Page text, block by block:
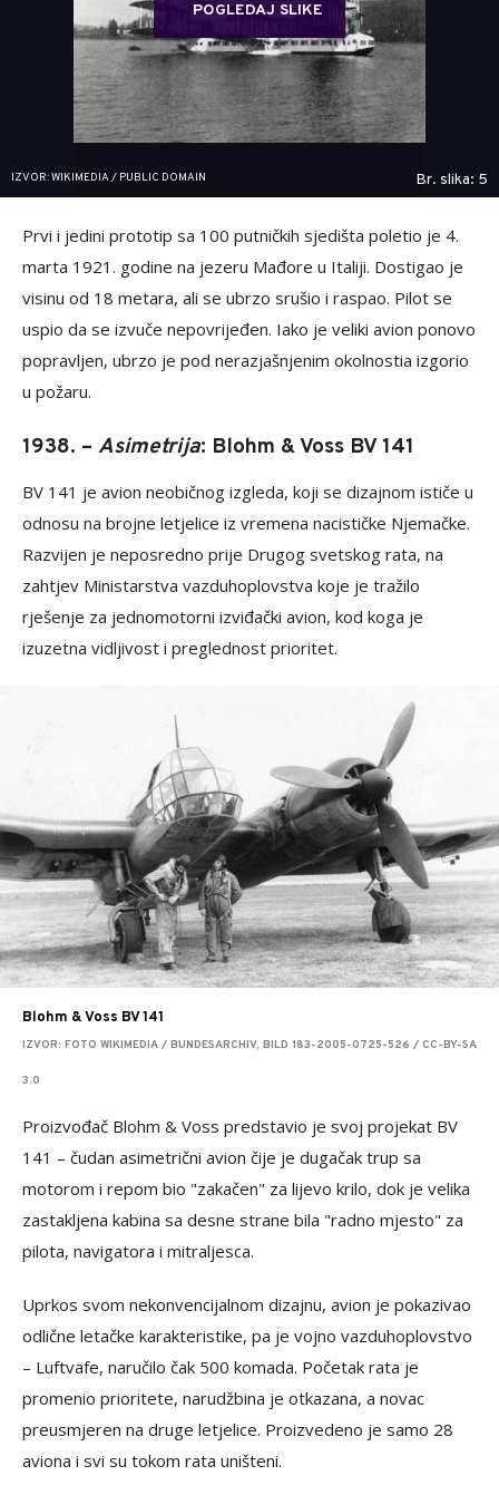
POGLEDAJ SLIKE
IZVOR: WIKIMEDIA / PUBLIC DOMAIN Br. slika: 5
Prvi i jedini prototip sa 100 putničkih sjedišta poletio je 4.
marta 1921. godine na jezeru Mađore u Italiji. Dostigao je
visinu od 18 metara, ali se ubrzo srušio i raspao. Pilot se
uspio da se izvuče nepovrijeđen. Iako je veliki avion ponovo
popravljen, ubrzo je pod nerazjašnjenim okolnostia izgorio
u požaru.
1938. – Asimetrija: Blohm & Voss BV 141
BV 141 je avion neobičnog izgleda, koji se dizajnom ističe u
odnosu na brojne letjelice iz vremena nacističke Njemačke.
Razvijen je neposredno prije Drugog svetskog rata, na
zahtjev Ministarstva vazduhoplovstva koje je tražilo
rješenje za jednomotorni izviđački avion, kod koga je
izuzetna vidljivost i preglednost prioritet.
Blohm & Voss BV 141
IZVOR: FOTO WIKIMEDIA / BUNDESARCHIV, BILD 183-2005-0725-526 / CC-BY-SA
3.0
Proizvođač Blohm & Voss predstavio je svoj projekat BV
141 – čudan asimetrični avion čije je dugačak trup sa
motorom i repom bio "zakačen" za lijevo krilo, dok je velika
zastakljena kabina sa desne strane bila "radno mjesto" za
pilota, navigatora i mitraljesca.
Uprkos svom nekonvencijalnom dizajnu, avion je pokazivao
odlične letačke karakteristike, pa je vojno vazduhoplovstvo
– Luftvafe, naručilo čak 500 komada. Početak rata je
promenio prioritete, narudžbina je otkazana, a novac
preusmjeren na druge letjelice. Proizvedeno je samo 28
aviona i svi su tokom rata uništeni.